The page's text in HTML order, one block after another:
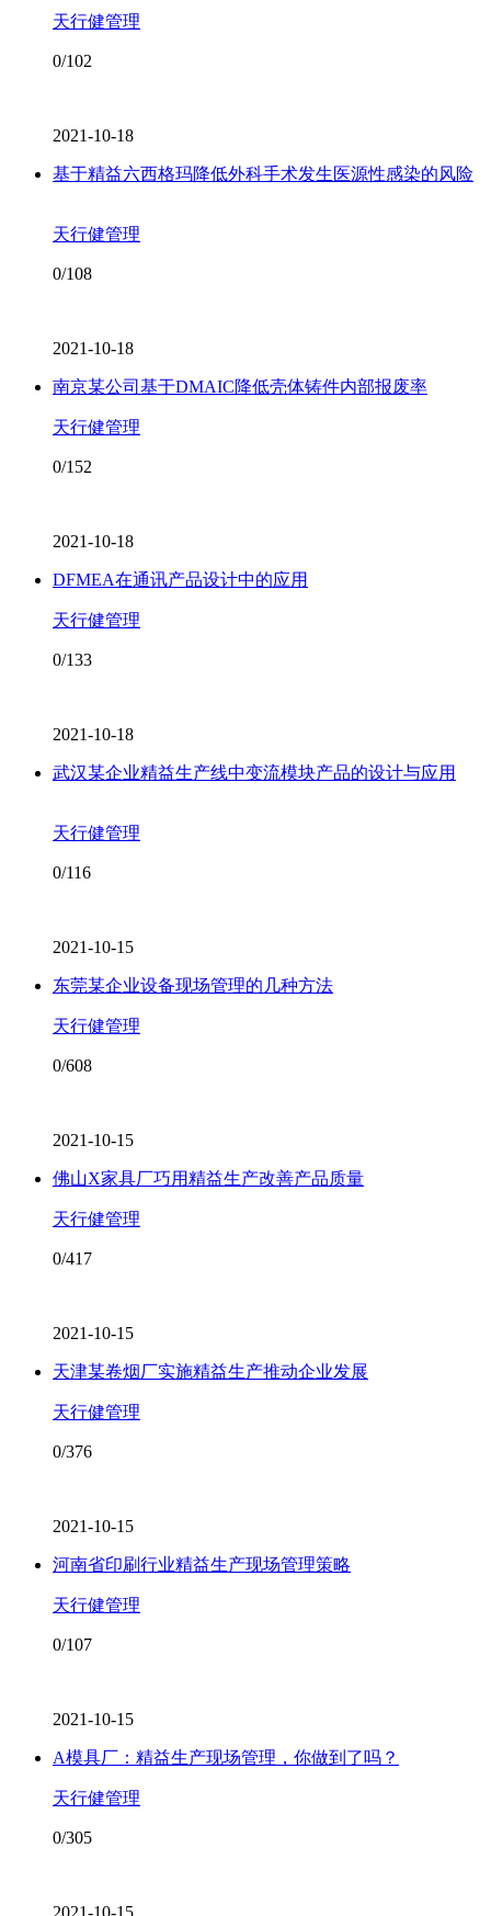
天行健管理
0/102
2021-10-18
基于精益六西格玛降低外科手术发生医源性感染的风险
天行健管理
0/108
2021-10-18
南京某公司基于DMAIC降低壳体铸件内部报废率
天行健管理
0/152
2021-10-18
DFMEA在通讯产品设计中的应用
天行健管理
0/133
2021-10-18
武汉某企业精益生产线中变流模块产品的设计与应用
天行健管理
0/116
2021-10-15
东莞某企业设备现场管理的几种方法
天行健管理
0/608
2021-10-15
佛山X家具厂巧用精益生产改善产品质量
天行健管理
0/417
2021-10-15
天津某卷烟厂实施精益生产推动企业发展
天行健管理
0/376
2021-10-15
河南省印刷行业精益生产现场管理策略
天行健管理
0/107
2021-10-15
A模具厂：精益生产现场管理，你做到了吗？
天行健管理
0/305
2021-10-15